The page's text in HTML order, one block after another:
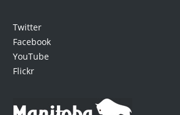
Twitter
Facebook
YouTube
Flickr